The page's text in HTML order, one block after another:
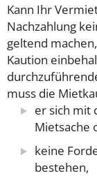
Kann Ihr
Nachzahlung
geltend
Kaution
muss die
er sich mit
Mietsache
keine
bestehen,